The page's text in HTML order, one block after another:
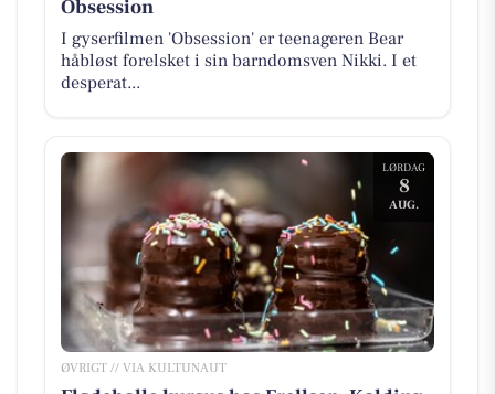
Obsession
I gyserfilmen 'Obsession' er teenageren Bear
håbløst forelsket i sin barndomsven Nikki. I et
desperat...
LØRDAG
8
AUG.
ØVRIGT // VIA KULTUNAUT